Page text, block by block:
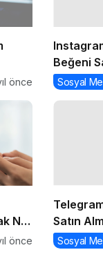
önce
Beğeni
Sosyal
Ne
önce